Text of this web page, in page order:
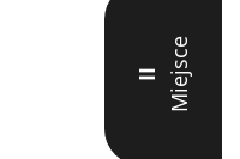
II Miejsce